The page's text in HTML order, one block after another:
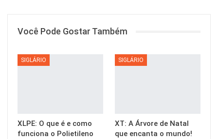
Você Pode Gostar Também
SIGLÁRIO
XLPE: O que é e como
funciona o Polietileno
SIGLÁRIO
XT: A Árvore de Natal
que encanta o mundo!